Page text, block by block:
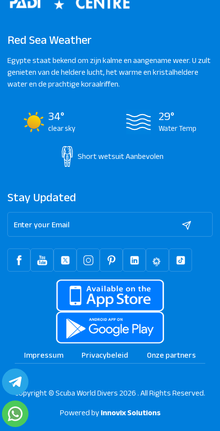
Red Sea Weather
Egypte staat bekend om zijn kalme en aangename weer. U zult
genieten van de heldere lucht, het warme en kristalheldere
water en de prachtige koraalriffen.
34°
clear sky
29°
Water Temp
Short wetsuit Aanbevolen
Stay Updated
Impressum Privacybeleid Onze partners
Copyright © Scuba World Divers 2026 . All Rights Reserved.
Powered by Innovix Solutions